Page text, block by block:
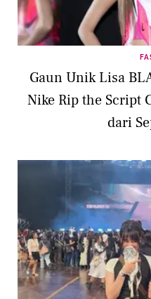
Gaun Unik Lisa
Nike Rip the Script
dari